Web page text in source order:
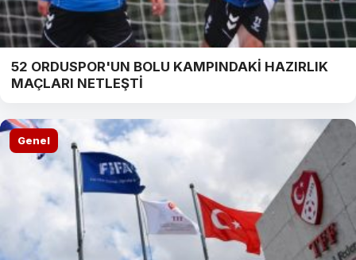
52 ORDUSPOR'UN BOLU KAMPINDAKİ HAZIRLIK
MAÇLARI NETLEŞTİ
Genel